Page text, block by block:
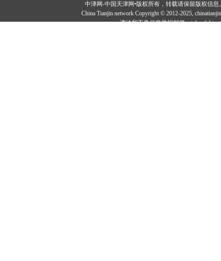
中津网-中国天津网•版权所有，转载请保留版权信息
China Tianjin network Copyright © 2012-2025,
违法和不良信息举报邮箱：